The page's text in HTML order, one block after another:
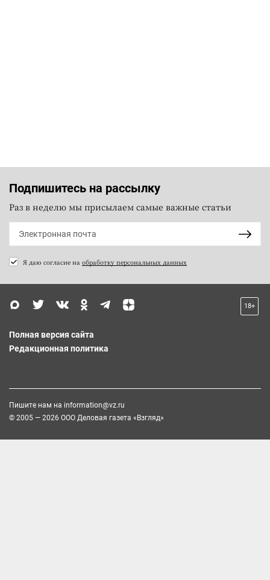
Подпишитесь на рассылку
Раз в неделю мы присылаем самые важные статьи
Я даю согласие на обработку персональных данных
18+
Полная версия сайта
Редакционная политика
Пишите нам на information@vz.ru
© 2005 — 2026 ООО Деловая газета «Взгляд»